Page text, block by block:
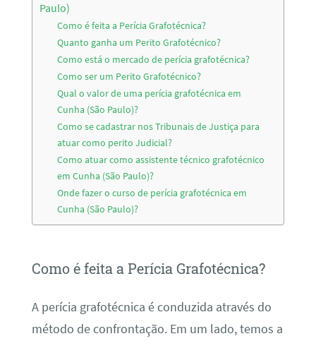
Paulo)
Como é feita a Perícia Grafotécnica?
Quanto ganha um Perito Grafotécnico?
Como está o mercado de perícia grafotécnica?
Como ser um Perito Grafotécnico?
Qual o valor de uma perícia grafotécnica em
Cunha (São Paulo)?
Como se cadastrar nos Tribunais de Justiça para
atuar como perito Judicial?
Como atuar como assistente técnico grafotécnico
em Cunha (São Paulo)?
Onde fazer o curso de perícia grafotécnica em
Cunha (São Paulo)?
Como é feita a Perícia Grafotécnica?
A perícia grafotécnica é conduzida através do
método de confrontação. Em um lado, temos a